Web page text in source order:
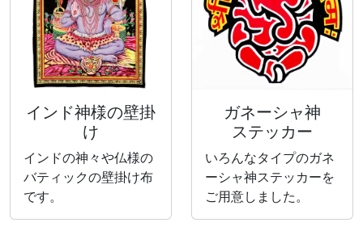
インド神様の壁掛
け
インドの神々や仏様の
バティックの壁掛け布
です。
ガネーシャ神
ステッカー
いろんなタイプのガネ
ーシャ神ステッカーを
ご用意しました。